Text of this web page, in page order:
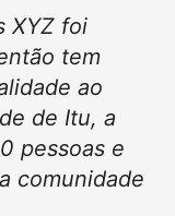
XYZ foi
tem
ao
de Itu, a
pessoas e
comunidade